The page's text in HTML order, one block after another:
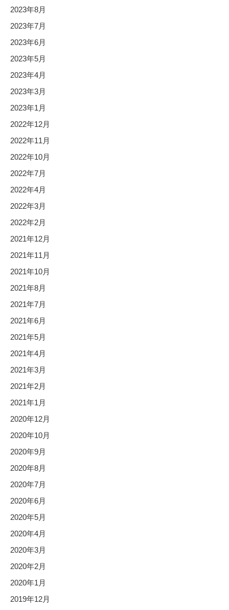
2023年8月
2023年7月
2023年6月
2023年5月
2023年4月
2023年3月
2023年1月
2022年12月
2022年11月
2022年10月
2022年7月
2022年4月
2022年3月
2022年2月
2021年12月
2021年11月
2021年10月
2021年8月
2021年7月
2021年6月
2021年5月
2021年4月
2021年3月
2021年2月
2021年1月
2020年12月
2020年10月
2020年9月
2020年8月
2020年7月
2020年6月
2020年5月
2020年4月
2020年3月
2020年2月
2020年1月
2019年12月